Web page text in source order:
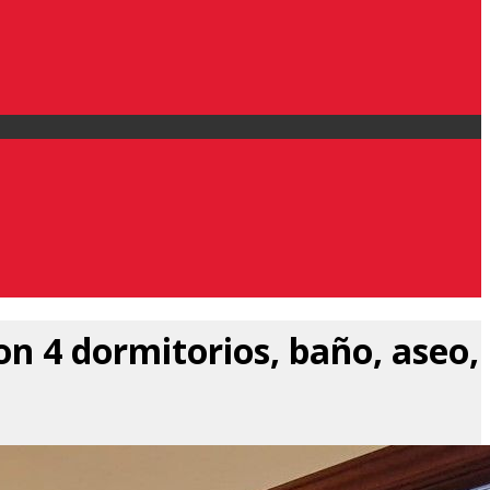
4 dormitorios, baño, aseo,